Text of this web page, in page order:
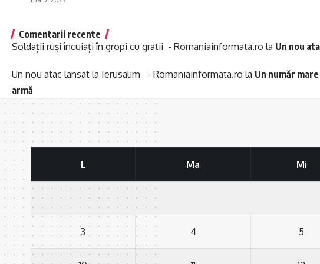
Comentarii recente
Soldații ruși încuiați în gropi cu gratii - Romaniainformata.ro la Un nou
Un nou atac lansat la Ierusalim - Romaniainformata.ro la Un număr
armă
L Ma Mi
3 4 5